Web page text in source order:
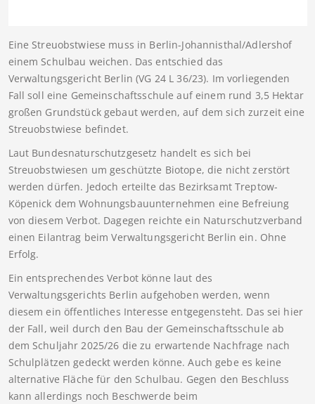
Eine Streuobstwiese muss in Berlin-Johannisthal/Adlershof
einem Schulbau weichen. Das entschied das
Verwaltungsgericht Berlin (VG 24 L 36/23). Im vorliegenden
Fall soll eine Gemeinschaftsschule auf einem rund 3,5 Hektar
großen Grundstück gebaut werden, auf dem sich zurzeit eine
Streuobstwiese befindet.
Laut Bundesnaturschutzgesetz handelt es sich bei
Streuobstwiesen um geschützte Biotope, die nicht zerstört
werden dürfen. Jedoch erteilte das Bezirksamt Treptow-
Köpenick dem Wohnungsbauunternehmen eine Befreiung
von diesem Verbot. Dagegen reichte ein Naturschutzverband
einen Eilantrag beim Verwaltungsgericht Berlin ein. Ohne
Erfolg.
Ein entsprechendes Verbot könne laut des
Verwaltungsgerichts Berlin aufgehoben werden, wenn
diesem ein öffentliches Interesse entgegensteht. Das sei hier
der Fall, weil durch den Bau der Gemeinschaftsschule ab
dem Schuljahr 2025/26 die zu erwartende Nachfrage nach
Schulplätzen gedeckt werden könne. Auch gebe es keine
alternative Fläche für den Schulbau. Gegen den Beschluss
kann allerdings noch Beschwerde beim